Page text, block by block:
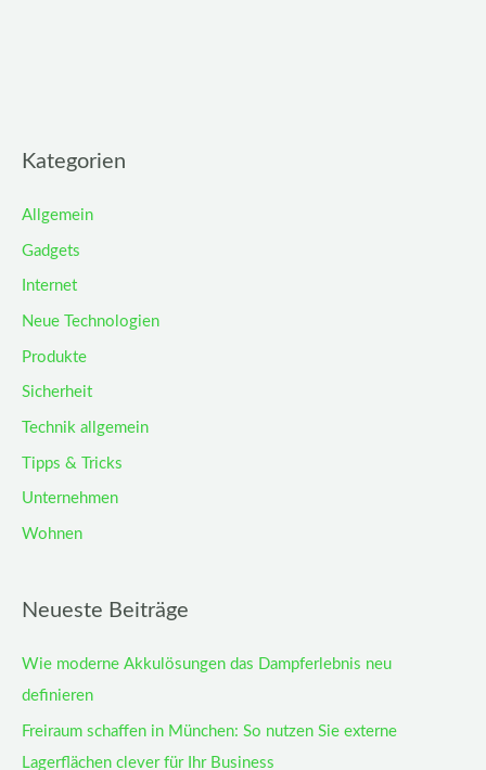
Kategorien
Allgemein
Gadgets
Internet
Neue Technologien
Produkte
Sicherheit
Technik allgemein
Tipps & Tricks
Unternehmen
Wohnen
Neueste Beiträge
Wie moderne Akkulösungen das Dampferlebnis neu
definieren
Freiraum schaffen in München: So nutzen Sie externe
Lagerflächen clever für Ihr Business